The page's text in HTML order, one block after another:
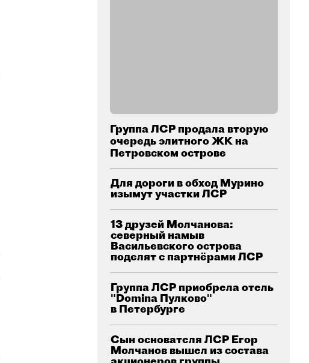
Группа ЛСР продала вторую
очередь элитного ЖК на
Петровском острове
Для дороги в обход Мурино
изымут участки ЛСР
13 друзей Молчанова:
северный намыв
Васильевского острова
поделят с партнёрами ЛСР
Группа ЛСР приобрела отель
"Domina Пулково"
в Петербурге
Сын основателя ЛСР Егор
Молчанов вышел из состава